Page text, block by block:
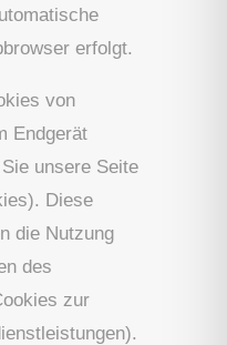
erfolgt.
von
Endgerät
unsere Seite
Diese
die Nutzung
des
zur